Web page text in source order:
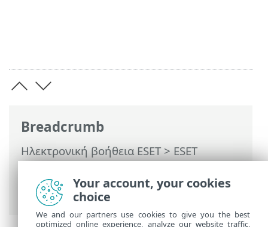
Breadcrumb
Ηλεκτρονική βοήθεια ESET>ESET
Endpoint Security>Χρησιμοποιώντας το
ESET Endpoint Security> Σάρωση
υπολογιστή> Εξέλιξη σάρωσης
Your account, your cookies
choice
We and our partners use cookies to give you the best
optimized online experience, analyze our website traffic,